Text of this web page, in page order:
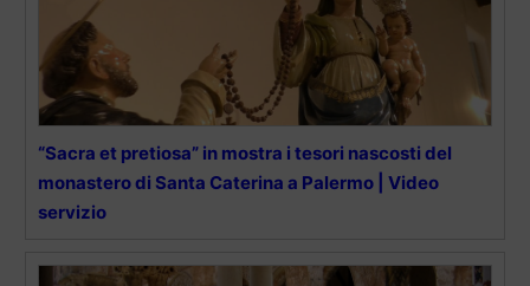
“Sacra et pretiosa” in mostra i tesori nascosti del
monastero di Santa Caterina a Palermo | Video
servizio